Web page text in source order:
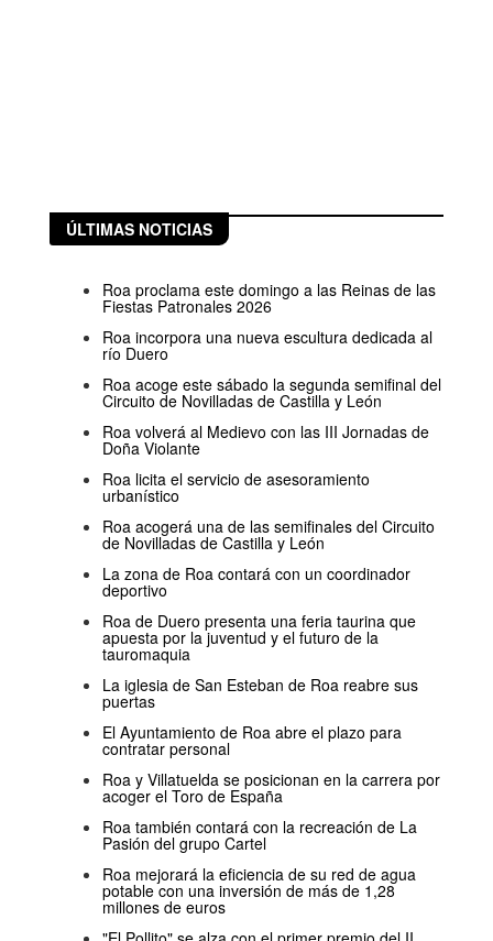
ÚLTIMAS NOTICIAS
Roa proclama este domingo a las Reinas de las
Fiestas Patronales 2026
Roa incorpora una nueva escultura dedicada al
río Duero
Roa acoge este sábado la segunda semifinal del
Circuito de Novilladas de Castilla y León
Roa volverá al Medievo con las III Jornadas de
Doña Violante
Roa licita el servicio de asesoramiento
urbanístico
Roa acogerá una de las semifinales del Circuito
de Novilladas de Castilla y León
La zona de Roa contará con un coordinador
deportivo
Roa de Duero presenta una feria taurina que
apuesta por la juventud y el futuro de la
tauromaquia
La iglesia de San Esteban de Roa reabre sus
puertas
El Ayuntamiento de Roa abre el plazo para
contratar personal
Roa y Villatuelda se posicionan en la carrera por
acoger el Toro de España
Roa también contará con la recreación de La
Pasión del grupo Cartel
Roa mejorará la eficiencia de su red de agua
potable con una inversión de más de 1,28
millones de euros